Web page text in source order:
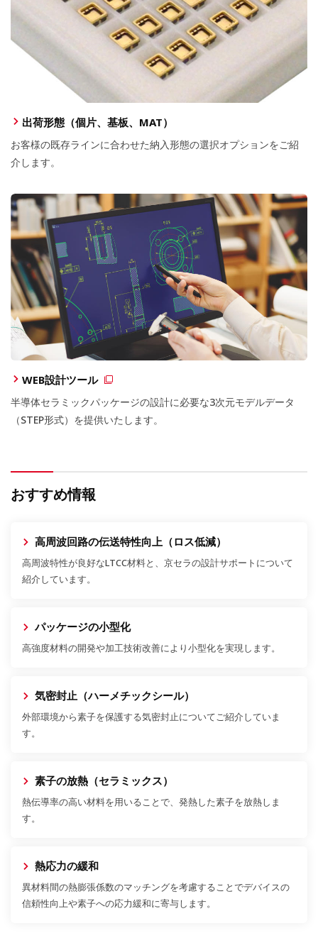
出荷形態（個片、基板、MAT）
お客様の既存ラインに合わせた納入形態の選択オプションをご紹
介します。
WEB設計ツール
半導体セラミックパッケージの設計に必要な3次元モデルデータ
（STEP形式）を提供いたします。
おすすめ情報
高周波回路の伝送特性向上（ロス低減）
高周波特性が良好なLTCC材料と、京セラの設計サポートについて
紹介しています。
パッケージの小型化
高強度材料の開発や加工技術改善により小型化を実現します。
気密封止（ハーメチックシール）
外部環境から素子を保護する気密封止についてご紹介していま
す。
素子の放熱（セラミックス）
熱伝導率の高い材料を用いることで、発熱した素子を放熱しま
す。
熱応力の緩和
異材料間の熱膨張係数のマッチングを考慮することでデバイスの
信頼性向上や素子への応力緩和に寄与します。